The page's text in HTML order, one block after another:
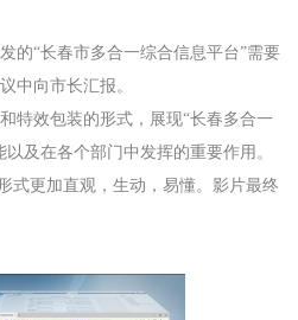
的“长春市多合一综合信息平台”需要
中向市长汇报。
特效包装的形式，展现“长春多合一
及在各个部门中发挥的重要作用。
式更加直观，生动，易懂。影片最终